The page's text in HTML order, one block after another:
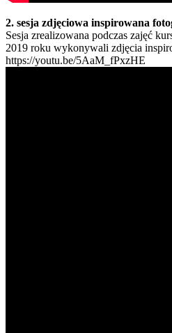
2. sesja zdjęciowa inspirowana
Sesja zrealizowana podczas zajęć
2019 roku wykonywali zdjęcia
https://youtu.be/5AaM_fPxzHE